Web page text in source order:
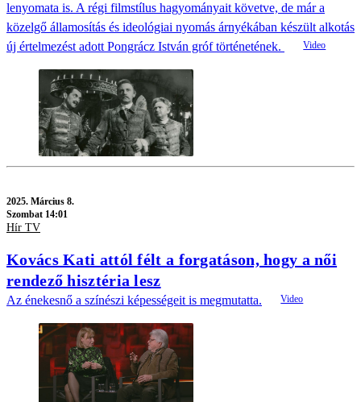
lenyomata is. A régi filmstílus hagyományait követve, de már a
közelgő államosítás és ideológiai nyomás árnyékában készült alkotás
új értelmezést adott Pongrácz István gróf történetének.
2025. Március 8.
Szombat 14:01
Hír TV
Kovács Kati attól félt a forgatáson, hogy a női
rendező hisztéria lesz
Az énekesnő a színészi képességeit is megmutatta.